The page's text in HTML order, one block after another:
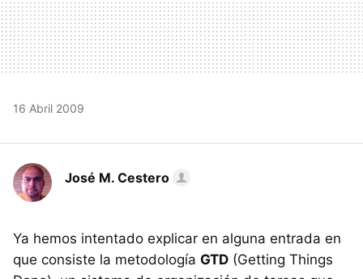
16 Abril 2009
José M. Cestero
Ya hemos intentado explicar en alguna entrada en
que consiste la metodología GTD (Getting Things